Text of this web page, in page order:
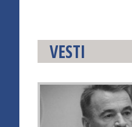
VESTI